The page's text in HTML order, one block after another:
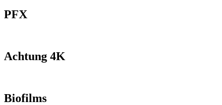
PFX
Achtung 4K
Biofilms